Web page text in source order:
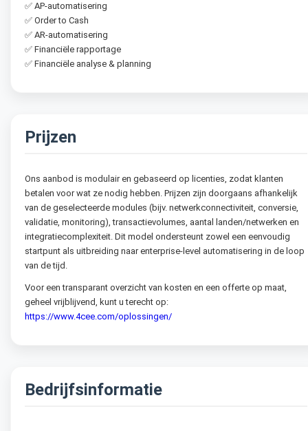
✅ AP-automatisering
✅ Order to Cash
✅ AR-automatisering
✅ Financiële rapportage
✅ Financiële analyse & planning
Prijzen
Ons aanbod is modulair en gebaseerd op licenties, zodat klanten
betalen voor wat ze nodig hebben. Prijzen zijn doorgaans afhankelijk
van de geselecteerde modules (bijv. netwerkconnectiviteit, conversie,
validatie, monitoring), transactievolumes, aantal landen/netwerken en
integratiecomplexiteit. Dit model ondersteunt zowel een eenvoudig
startpunt als uitbreiding naar enterprise-level automatisering in de loop
van de tijd.
Voor een transparant overzicht van kosten en een offerte op maat,
geheel vrijblijvend, kunt u terecht op:
https://www.4cee.com/oplossingen/
Bedrijfsinformatie